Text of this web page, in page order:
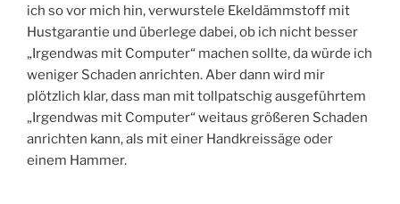
ich so vor mich hin, verwurstele Ekeldämmstoff mit
Hustgarantie und überlege dabei, ob ich nicht besser
„Irgendwas mit Computer“ machen sollte, da würde ich
weniger Schaden anrichten. Aber dann wird mir
plötzlich klar, dass man mit tollpatschig ausgeführtem
„Irgendwas mit Computer“ weitaus größeren Schaden
anrichten kann, als mit einer Handkreissäge oder
einem Hammer.